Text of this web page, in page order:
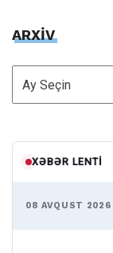
ARXİV
ARXİV
XƏBƏR LENTI
08 AVQUST 2026